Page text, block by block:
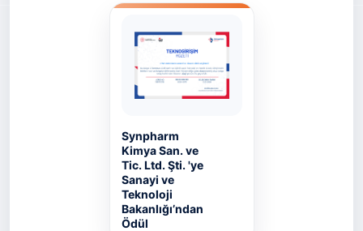
Synpharm
Kimya San. ve
Tic. Ltd. Şti. 'ye
Sanayi ve
Teknoloji
Bakanlığı’ndan
Ödül